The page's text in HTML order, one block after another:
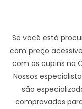
Se você está
com preço
com os cupins na
Nossos
são
comprovados